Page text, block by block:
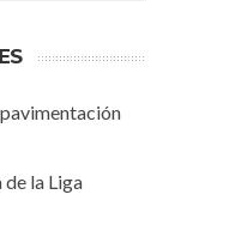
de la Liga